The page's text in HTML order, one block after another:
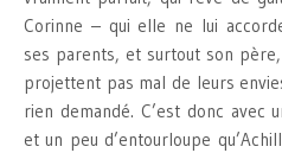
Corinne – qui elle ne lui
ses parents, et surtout son
projettent pas mal de leurs
rien demandé. C’est donc avec
et un peu d’entourloupe